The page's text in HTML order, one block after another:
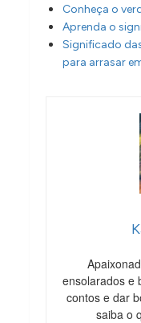
Conheça o
Aprenda o
Significado
para arrasar
ensolarados e
contos e dar
saiba o